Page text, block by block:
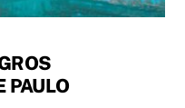
PAULO